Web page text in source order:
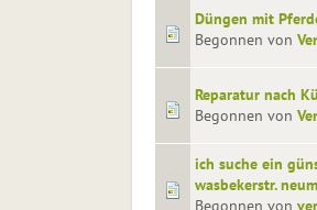
Düngen mit
Begonnen von
Reparatur nach
Begonnen von
ich suche ein
wasbekerstr.
Begonnen von